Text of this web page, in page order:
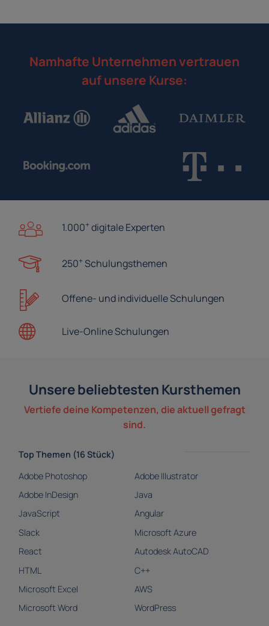
Namhafte Unternehmen vertrauen
auf unsere Kurse:
1.000+ digitale Experten
250+ Schulungsthemen
Offene- undindividuelle Schulungen
Live-OnlineSchulungen
Unsere beliebtesten Kursthemen
Vertiefe deine Kompetenzen, die aktuell gefragt
sind.
Top Themen (16 Stück)
Adobe Photoshop
Adobe Illustrator
Adobe InDesign
Java
JavaScript
Angular
Slack
Microsoft Azure
React
Autodesk AutoCAD
HTML
C++
Microsoft Excel
AWS
Microsoft Word
WordPress